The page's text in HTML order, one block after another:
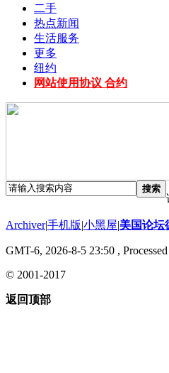
二手
热点新闻
生活服务
更多
纽约
网站使用协议 合约
搜索
Archiver|手机版|小黑屋|美国论坛
GMT-6, 2026-8-5 23:50 ,
© 2001-2017
返回顶部